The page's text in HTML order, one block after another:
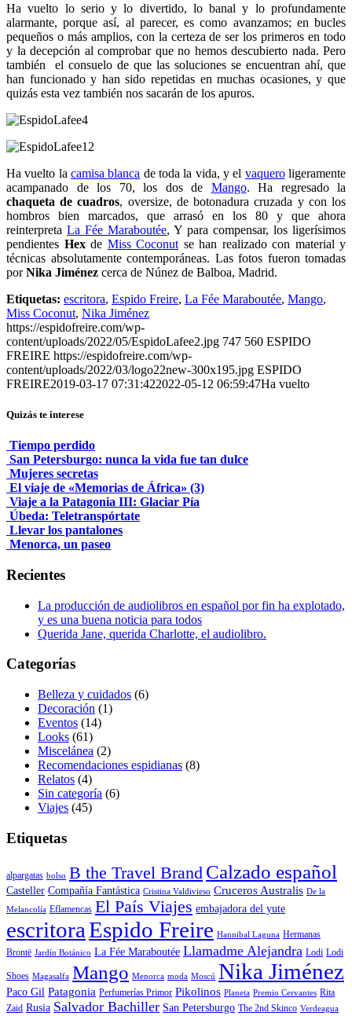
Ha vuelto lo serio y lo divertido, lo banal y lo profundamente
alarmante, porque así, al parecer, es como avanzamos; en bucles
pequeños o más amplios, con la certeza de ser los primeros en todo
y la decepción al comprobar que no hemos descubierto nada. Pero
también el consuelo de que las soluciones se encuentran ahí, que
han funcionado y han sido repetidas en muchas ocasiones, y que
quizás esta vez también nos sacarán de los apuros.
Ha vuelto la camisa blanca de toda la vida, y el vaqueroligeramente
acampanado de los 70, los dos de Mango. Ha regresado la
chaqueta de cuadros, oversize, de botonadura cruzada y con los
hombros bien marcados, que arrasó en los 80 y que ahora
reinterpreta La Fée Maraboutée, Y para compensar, los ligerísimos
pendientes Hexde Miss Coconut se han realizado con material y
técnicas absolutamente contemporáneas. Las fotos fueron tomadas
porNika Jiménez cerca de Núnez de Balboa, Madrid.
Etiquetas: escritora, Espido Freire, La Fée Maraboutée, Mango,
Miss Coconut, Nika Jiménez
https://espidofreire.com/wp-
content/uploads/2022/05/EspidoLafee2.jpg 747 560 ESPIDO
FREIRE https://espidofreire.com/wp-
content/uploads/2022/03/logo22new-300x195.jpg ESPIDO
FREIRE2019-03-17 07:31:422022-05-12 06:59:47Ha vuelto
Quizás te interese
Tiempo perdido
San Petersburgo: nunca la vida fue tan dulce
Mujeres secretas
El viaje de «Memorias de África» (3)
Viaje a la Patagonia III: Glaciar Pía
Úbeda: Teletranspórtate
Llevar los pantalones
Menorca, un paseo
Recientes
La producción de audiolibros en español por fin ha explotado,
y es una buena noticia para todos
Querida Jane, querida Charlotte, el audiolibro.
Categorías
Belleza y cuidados (6)
Decoración (1)
Eventos (14)
Looks (61)
Miscelánea (2)
Recomendaciones espidianas (8)
Relatos (4)
Sin categoría (6)
Viajes (45)
Etiquetas
alpargatas bolso B the Travel Brand Calzado español
Casteller Compañía Fantástica Cristina Valdivieso Cruceros Australis De la
Melancolía Eflamencas El País Viajes embajadora del yute
escritoraEspido Freire Hannibal Laguna Hermanas
Brontë Jardín Botánico La Fée Maraboutée Llamadme Alejandra Lodi Lodi
Shoes Magasalfa Mango Menorca moda Moscú Nika Jiménez
Paco Gil Patagonia Perfumerías Primor Pikolinos Planeta Premio Cervantes Rita
Zaid Rusia Salvador Bachiller San Petersburgo The 2nd Skinco Verdeagua